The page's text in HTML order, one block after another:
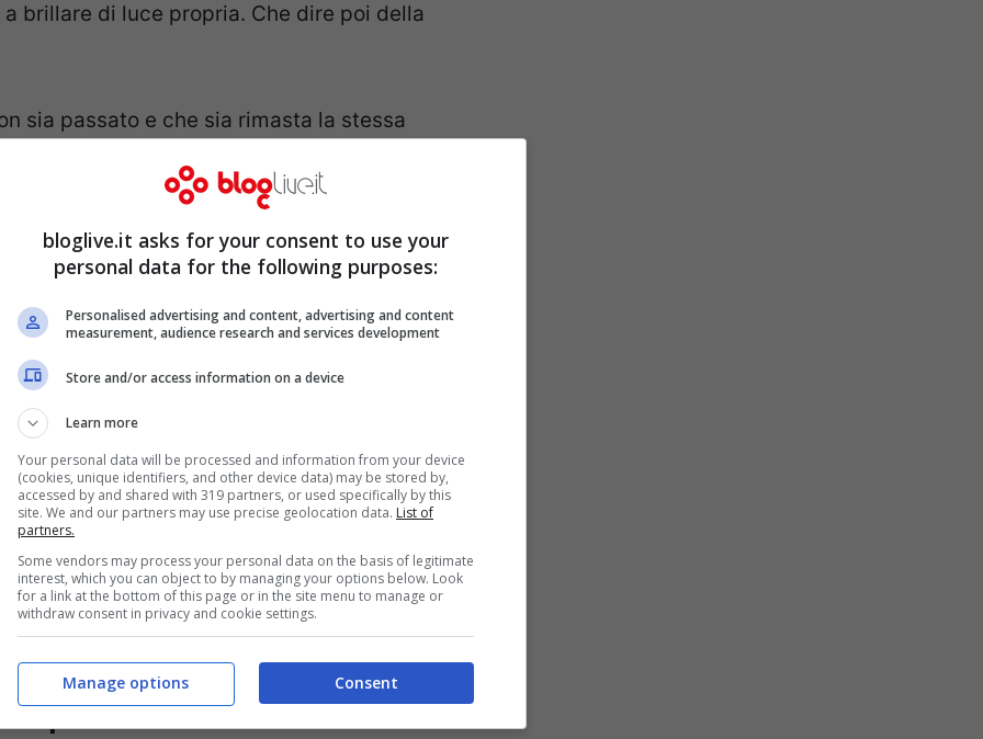
brillare di luce propria. Che dire poi della
sia passato e che sia rimasta la stessa
profilo Instagram è seguitissimo e ad
pagina troviamo scatti tratti dai suoi
le gambe, fisico strepitoso
per Maria Monsé
bloglive.it asks for your consent to use your
personal data for the following purposes:
Personalised advertising and content, advertising and content
measurement, audience research and services development
Store and/or access information on a device
Learn more
Your personal data will be processed and information from your device
(cookies, unique identifiers, and other device data) may be stored by,
accessed by and shared with 319 partners, or used specifically by this
site. We and our partners may use precise geolocation data. List of
partners.
Some vendors may process your personal data on the basis of legitimate
interest, which you can object to by managing your options below. Look
for a link at the bottom of this page or in the site menu to manage or
withdraw consent in privacy and cookie settings.
Consent
Manage options